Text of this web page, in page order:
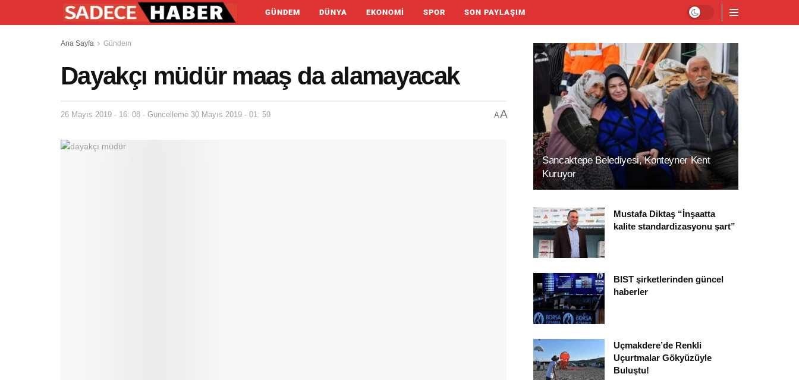
GÜNDEM DÜNYA EKONOMI SPOR SON PAYLAŞIM
Ana Sayfa Gündem
Dayakçı müdür maaş da alamayacak
26 Mayıs 2019 - 16: 08 - Güncelleme 30 Mayıs 2019 - 01: 59 AA
Sancaktepe Belediyesi, Konteyner Kent
Kuruyor
Mustafa Diktaş “İnşaatta
kalite standardizasyonu şart”
BIST şirketlerinden güncel
haberler
Uçmakdere’de Renkli
Uçurtmalar Gökyüzüyle
Buluştu!